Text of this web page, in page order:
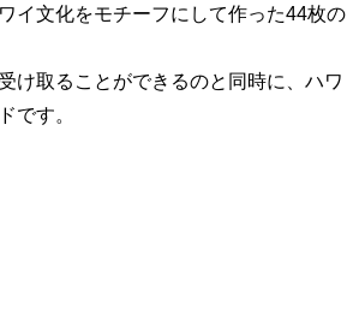
イ文化をモチーフにして作った44枚の
け取ることができるのと同時に、ハワ
です。